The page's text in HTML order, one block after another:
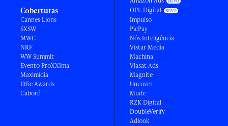
Coberturas
Cannes Lions
SXSW
MWC
NRF
WW Summit
Evento ProXXIma
Maximídia
Effie Awards
Caboré
OPL Digital
Impulso
PicPay
Nós Inteligência
Vistar Media
Machina
Viasat Ads
Magnite
Uncover
Mude
RZK Digital
DoubleVerify
Adlook